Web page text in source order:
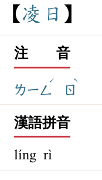
凌 日
注 音
ㄌㄧㄥ
ˊ
ㄖ
ˋ
漢語拼音
líng rì